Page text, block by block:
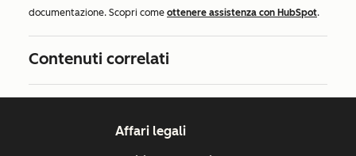
documentazione. Scopri come ottenere assistenza con HubSpot.
Contenuti correlati
Affari legali